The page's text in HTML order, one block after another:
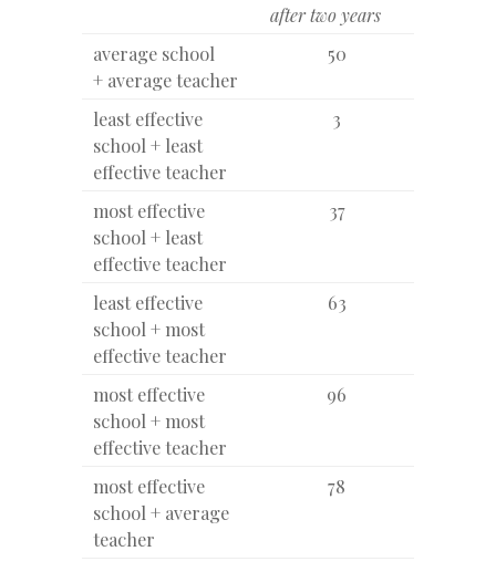
after two years
average school
+ average teacher
50
least effective
school + least
effective teacher
3
most effective
school + least
effective teacher
37
least effective
school + most
effective teacher
63
most effective
school + most
effective teacher
96
most effective
school + average
teacher
78